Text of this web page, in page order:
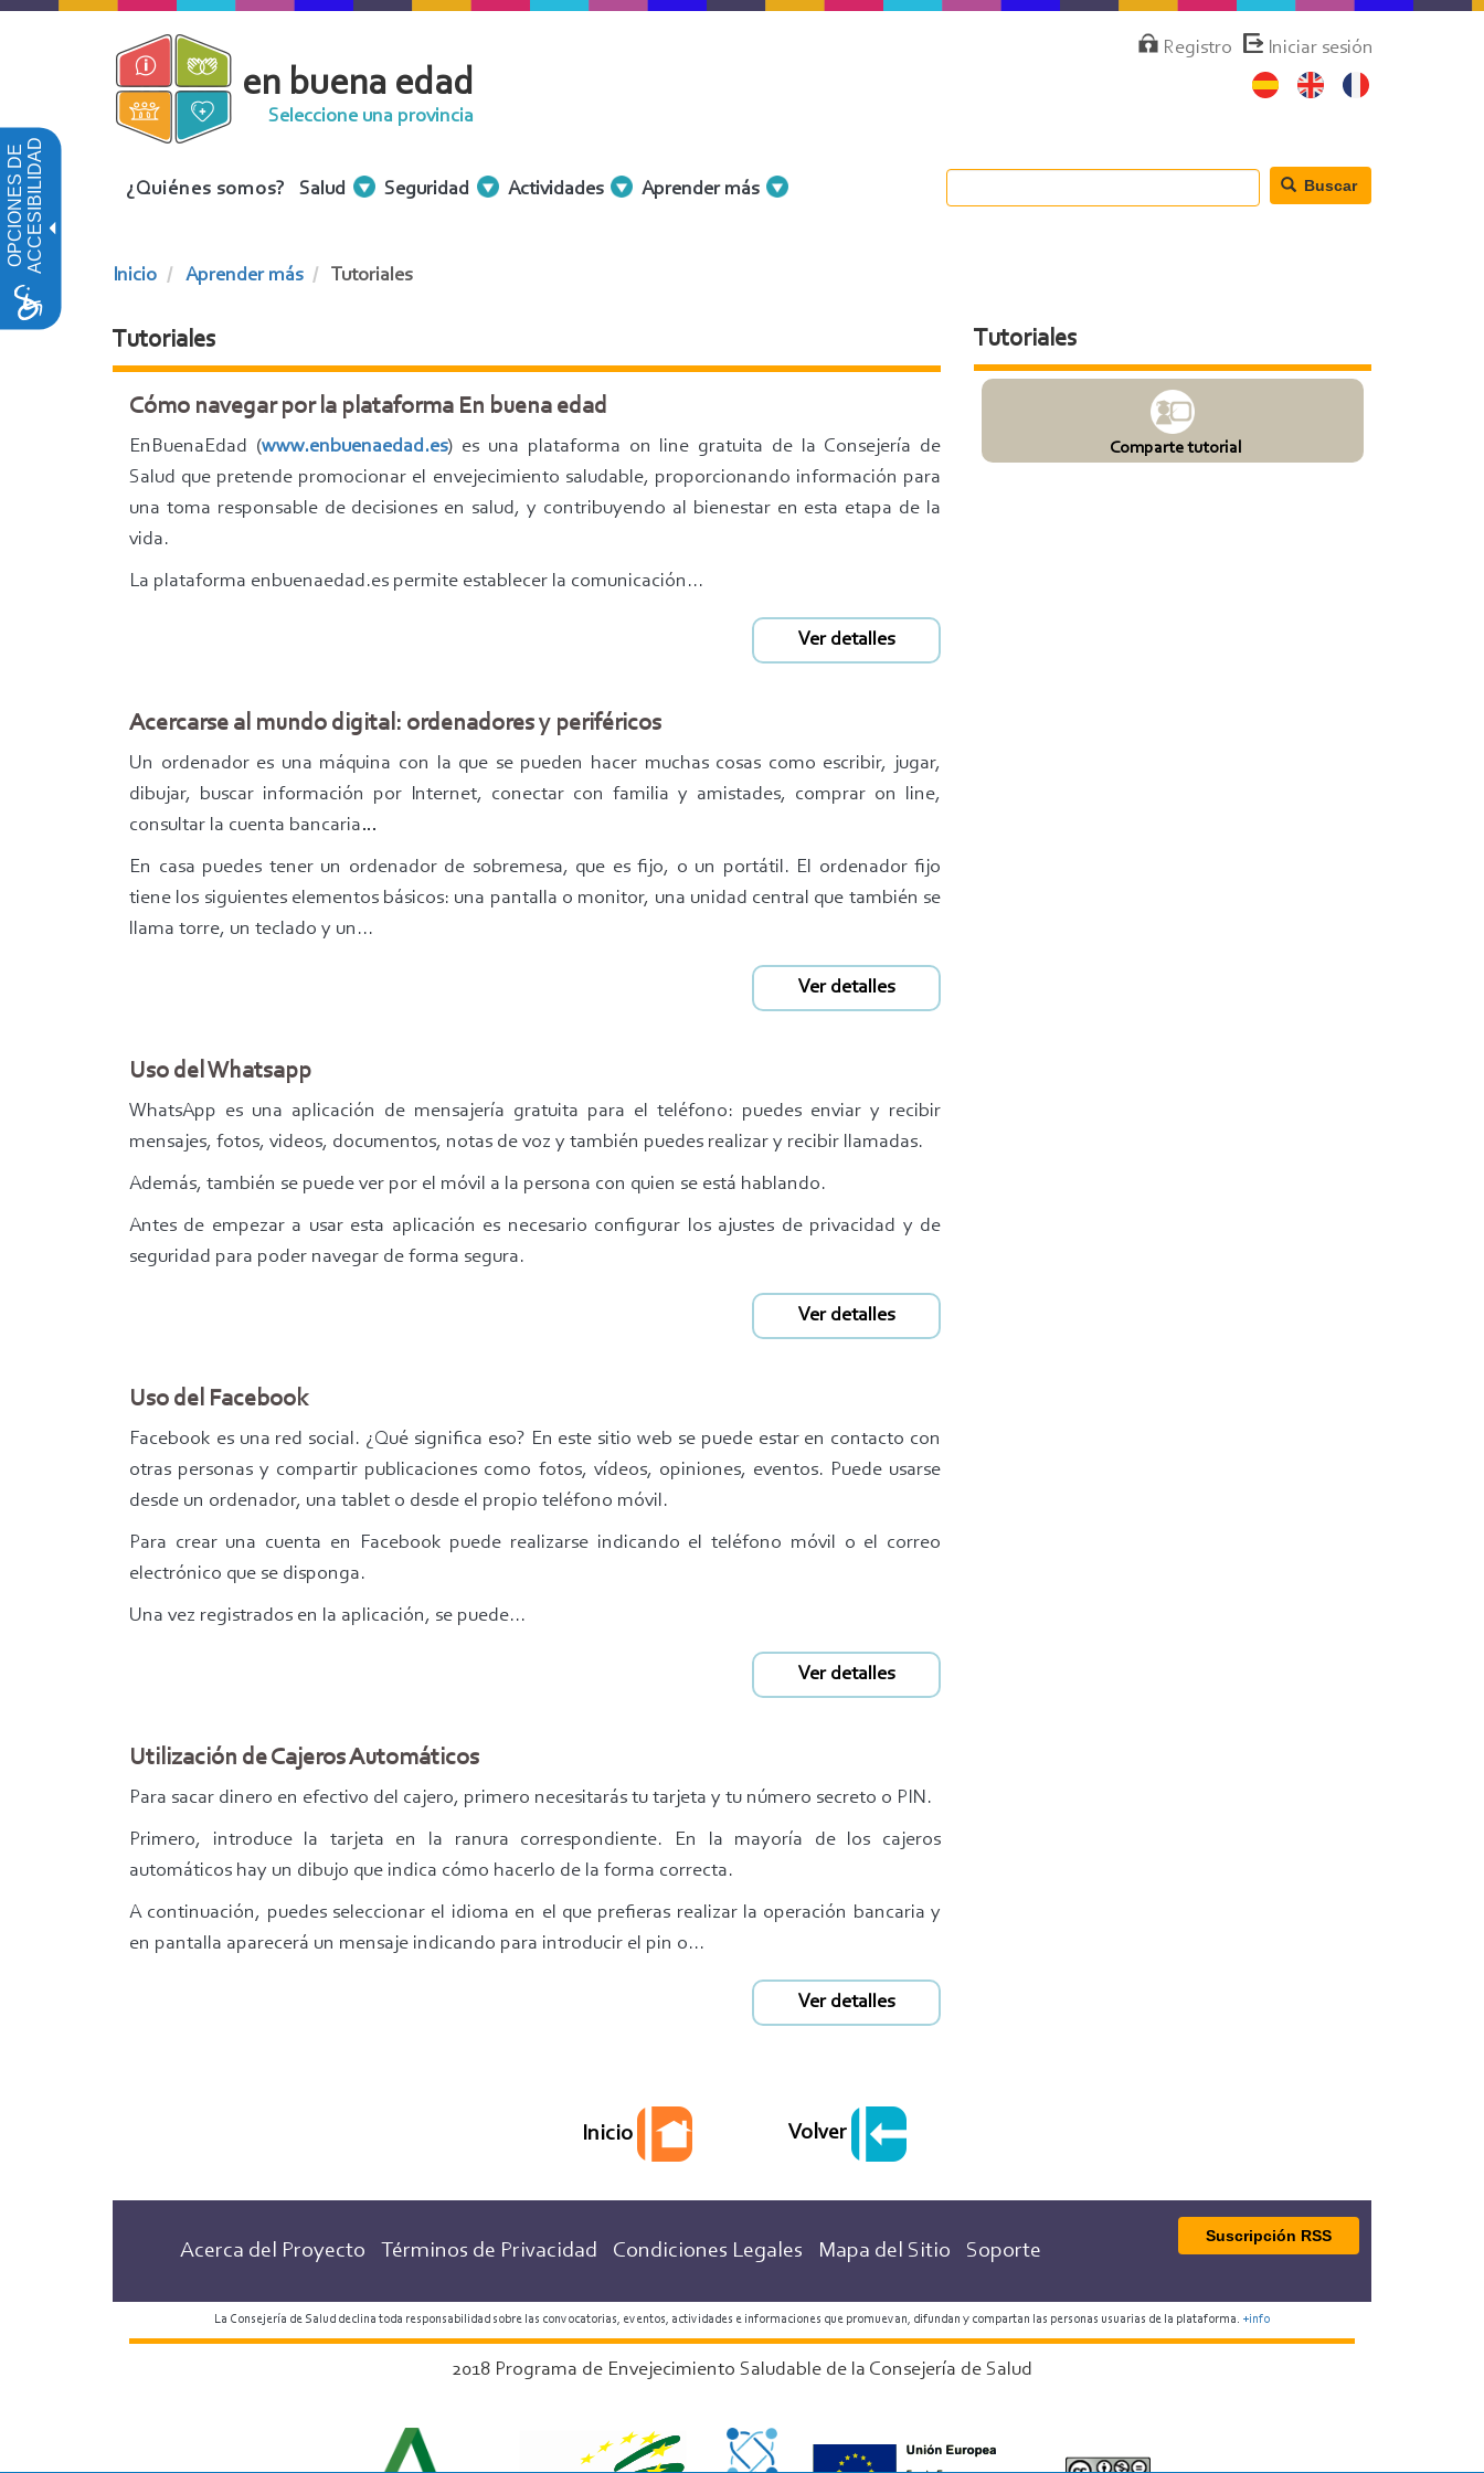
OPCIONES DEACCESIBILIDAD
Pasar
MenúRegistro Iniciar sesión
en buena edad
Seleccione una provincia
Menu
¿Quiénes somos? Salud Seguridad Actividades Aprender más Buscar
Inicio Aprender más Tutoriales
Tutoriales
Comparte tutorial
Tutoriales
Cómo navegar por la plataforma En buena edad
EnBuenaEdad (www.enbuenaedad.es) es una plataforma on line gratuita de la Consejería de
Salud que pretende promocionar el envejecimiento saludable, proporcionando información para
una toma responsable de decisiones en salud, y contribuyendo al bienestar en esta etapa de la
vida.
La plataforma enbuenaedad.es permite establecer la comunicación...
Ver detalles
Acercarse al mundo digital: ordenadores y periféricos
Un ordenador es una máquina con la que se pueden hacer muchas cosas como escribir, jugar,
dibujar, buscar información por Internet, conectar con familia y amistades, comprar on line,
consultar la cuenta bancaria…
En casa puedes tener un ordenador de sobremesa, que es fijo, o un portátil. El ordenador fijo
tiene los siguientes elementos básicos: una pantalla o monitor, una unidad central que también se
llama torre, un teclado y un...
Ver detalles
Uso del Whatsapp
WhatsApp es una aplicación de mensajería gratuita para el teléfono: puedes enviar y recibir
mensajes, fotos, videos, documentos, notas de voz y también puedes realizar y recibir llamadas.
Además, también se puede ver por el móvil a la persona con quien se está hablando.
Antes de empezar a usar esta aplicación es necesario configurar los ajustes de privacidad y de
seguridad para poder navegar de forma segura.
Ver detalles
Uso del Facebook
Facebook es una red social. ¿Qué significa eso? En este sitio web se puede estar en contacto con
otras personas y compartir publicaciones como fotos, vídeos, opiniones, eventos. Puede usarse
desde un ordenador, una tablet o desde el propio teléfono móvil.
Para crear una cuenta en Facebook puede realizarse indicando el teléfono móvil o el correo
electrónico que se disponga.
Una vez registrados en la aplicación, se puede...
Ver detalles
Utilización de Cajeros Automáticos
Para sacar dinero en efectivo del cajero, primero necesitarás tu tarjeta y tu número secreto o PIN.
Primero, introduce la tarjeta en la ranura correspondiente. En la mayoría de los cajeros
automáticos hay un dibujo que indica cómo hacerlo de la forma correcta.
A continuación, puedes seleccionar el idioma en el que prefieras realizar la operación bancaria y
en pantalla aparecerá un mensaje indicando para introducir el pin o...
Ver detalles
Inicio Volver
Acerca del Proyecto Términos de Privacidad Condiciones Legales Mapa del Sitio Soporte
Suscripción RSS
La Consejería de Salud declina toda responsabilidad sobre las convocatorias, eventos, actividades e informaciones que promuevan, difundan y compartan las personas usuarias de la plataforma. +info
2018 Programa de Envejecimiento Saludable de la Consejería de Salud